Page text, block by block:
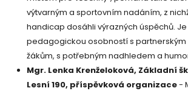
výtvarným a sportovním nadáním, z
handicap dosáhli výrazných úspěchů.
pedagogickou osobností s partnerským
žákům, s potřebným nadhledem a
Mgr. Lenka Krenželoková, Základní
Lesní 190, příspěvková organizace-